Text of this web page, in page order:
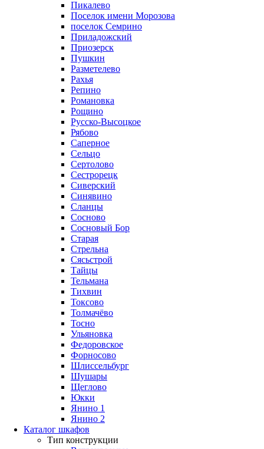
Пикалево
Поселок имени Морозова
поселок Семрино
Приладожский
Приозерск
Пушкин
Разметелево
Рахья
Репино
Романовка
Рощино
Русско-Высоцкое
Рябово
Саперное
Сельцо
Сертолово
Сестрорецк
Сиверский
Синявино
Сланцы
Сосново
Сосновый Бор
Старая
Стрельна
Сясьстрой
Тайцы
Тельмана
Тихвин
Токсово
Толмачёво
Тосно
Ульяновка
Федоровское
Форносово
Шлиссельбург
Шушары
Щеглово
Юкки
Янино 1
Янино 2
Каталог шкафов
Тип конструкции